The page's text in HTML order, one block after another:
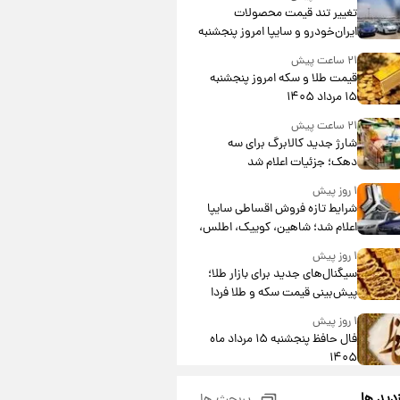
تغییر تند قیمت محصولات
ایران‌خودرو و سایپا امروز پنجشنبه
۱۵ مرداد ۱۴۰۵ +جدول
۲۱ ساعت پیش
قیمت طلا و سکه امروز پنجشنبه
۱۵ مرداد ۱۴۰۵
۲۱ ساعت پیش
شارژ جدید کالابرگ برای سه
دهک؛ جزئیات اعلام شد
۱ روز پیش
شرایط تازه فروش اقساطی سایپا
اعلام شد؛ شاهین، کوییک، اطلس،
سهند و ساینا با اقساط بلندمدت +
جدول۱ روز پیش
سیگنال‌های جدید برای بازار طلا؛
پیش‌بینی قیمت سکه و طلا فردا
۱ روز پیش
فال حافظ پنجشنبه ۱۵ مرداد ماه
۱۴۰۵